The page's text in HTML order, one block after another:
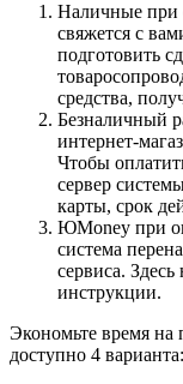
Наличные при
свяжется с
подготовить
средства,
Безналичный
интернет-
Чтобы
сервер
карты, срок
ЮMoney при
система
сервиса.
инструкции.
Экономьте время на
доступно 4 варианта: